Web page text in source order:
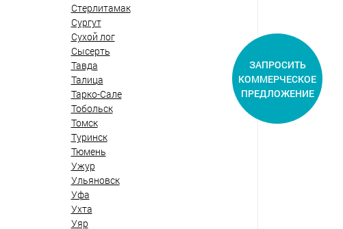
Стерлитамак
Сургут
Сухой лог
Сысерть
Тавда
Талица
Тарко-Сале
Тобольск
Томск
Туринск
Тюмень
Ужур
Ульяновск
Уфа
Ухта
Уяр
ЗАПРОСИТЬ
КОММЕРЧЕСКОЕ
ПРЕДЛОЖЕНИЕ